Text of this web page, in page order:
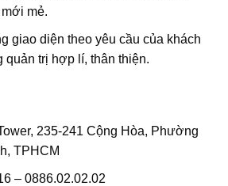
mẻ.
giao diện theo yêu cầu của khách
quản trị hợp lí, thân thiện.
235-241 Cộng Hòa, Phường
TPHCM
– 0886.02.02.02